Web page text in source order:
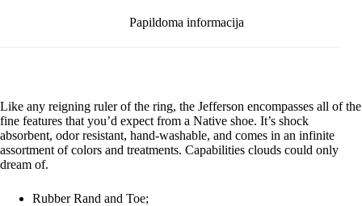
Papildoma informacija
Like any reigning ruler of the ring, the Jefferson encompasses all of the
fine features that you’d expect from a Native shoe. It’s shock
absorbent, odor resistant, hand-washable, and comes in an infinite
assortment of colors and treatments. Capabilities clouds could only
dream of.
Rubber Rand and Toe;